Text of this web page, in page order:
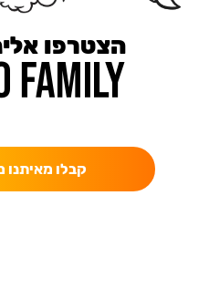
הצטרפו
קבלו מאיתנו